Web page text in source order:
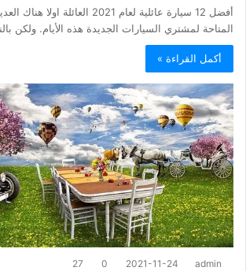
أفضل 12 سيارة عائلية لعام 2021
المتاحة لمشتري السيارات الجديدة هذه الأيام. ولكن
أكمل القراءة »
admin
2021-11-24
0
27